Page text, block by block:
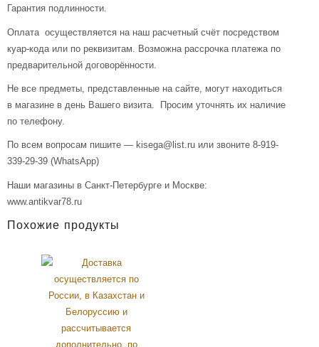
Гарантия подлинности.
Оплата осуществляется на наш расчетный счёт посредством
куар-кода или по реквизитам. Возможна рассрочка платежа по
предварительной договорённости.
Не все предметы, представленные на сайте, могут находиться
в магазине в день Вашего визита. Просим уточнять их наличие
по телефону.
По всем вопросам пишите — kisega@list.ru или звоните 8-919-
339-29-39 (WhatsApp)
Наши магазины в Санкт-Петербурге и Москве:
www.antikvar78.ru
Похожие продукты